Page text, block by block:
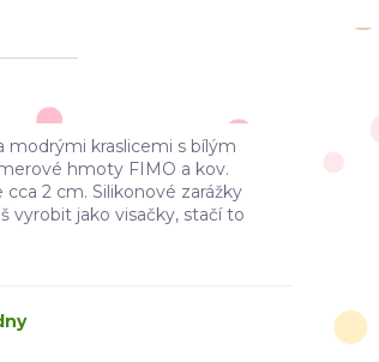
modrými kraslicemi s bílým
hmoty FIMO a kov.
2 cm. Silikonové zarážky
vyrobit jako visačky, stačí to